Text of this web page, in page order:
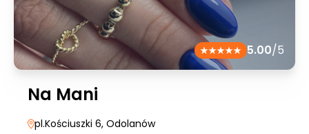
5.00/5
Na Mani
pl.Kościuszki 6, Odolanów